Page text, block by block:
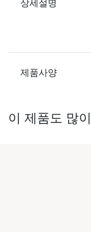
상세설명
제품사양
이 제품도 많